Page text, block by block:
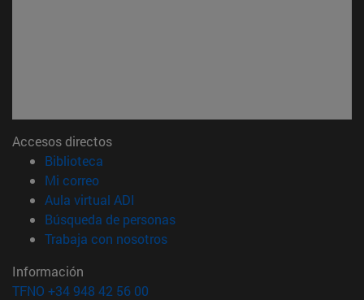
Accesos directos
Biblioteca
Mi correo(abre en nueva ventana)
Aula virtual ADI
Búsqueda de personas(abre en nueva ventana)
Trabaja con nosotros(abre en nueva ventana)
Información
TFNO +34 948 42 56 00